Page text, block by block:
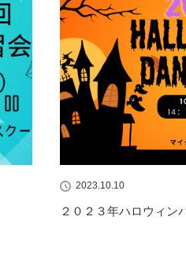
2023.10.10
２０２３年ハロウィン